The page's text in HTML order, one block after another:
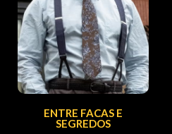
ENTRE FACAS E
SEGREDOS